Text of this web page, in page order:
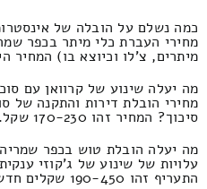
כמה נשלם על הובלה של
מחירי העברת כלי מיתר בכפר
מיתרים, צ'לו וכיוצא בו) המחיר הינו 530 ומקסימום 210
מה יעלה שינוע של קרוואן עם
מחירי הובלת דירות והתקנה של
סיכוך? המחיר זהו 170-230 שקל.
מה יעלה הובלת טוש בכפר
עלויות של שינוע של ג'קוזי
התעריף זהו 190-450 שקלים חדשים.